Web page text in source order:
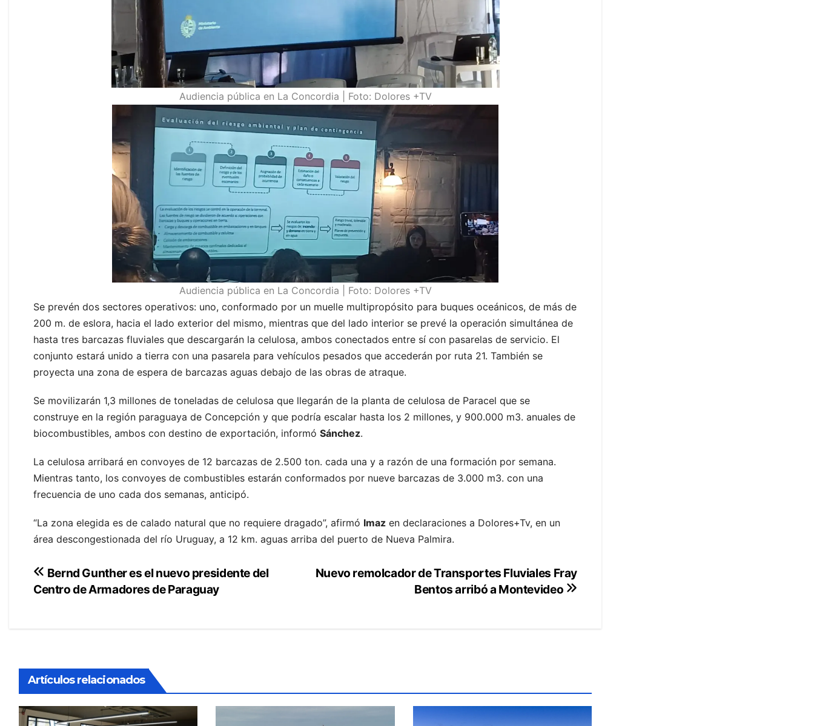
Audiencia pública en La Concordia | Foto: Dolores +TV
Audiencia pública en La Concordia | Foto: Dolores +TV
Se prevén dos sectores operativos: uno, conformado por un muelle multipropósito para buques oceánicos, de más de
200 m. de eslora, hacia el lado exterior del mismo, mientras que del lado interior se prevé la operación simultánea de
hasta tres barcazas fluviales que descargarán la celulosa, ambos conectados entre sí con pasarelas de servicio. El
conjunto estará unido a tierra con una pasarela para vehículos pesados que accederán por ruta 21. También se
proyecta una zona de espera de barcazas aguas debajo de las obras de atraque.
Se movilizarán 1,3 millones de toneladas de celulosa que llegarán de la planta de celulosa de Paracel que se
construye en la región paraguaya de Concepción y que podría escalar hasta los 2 millones, y 900.000 m3. anuales de
biocombustibles, ambos con destino de exportación, informó Sánchez.
La celulosa arribará en convoyes de 12 barcazas de 2.500 ton. cada una y a razón de una formación por semana.
Mientras tanto, los convoyes de combustibles estarán conformados por nueve barcazas de 3.000 m3. con una
frecuencia de uno cada dos semanas, anticipó.
“La zona elegida es de calado natural que no requiere dragado”, afirmó Imaz en declaraciones a Dolores+Tv, en un
área descongestionada del río Uruguay, a 12 km. aguas arriba del puerto de Nueva Palmira.
Navegación
de
Nuevo remolcador de Transportes Fluviales Fray
Bentos arribó a Montevideo
Bernd Gunther es el nuevo presidente del
Centro de Armadores de Paraguay
Artículos relacionados